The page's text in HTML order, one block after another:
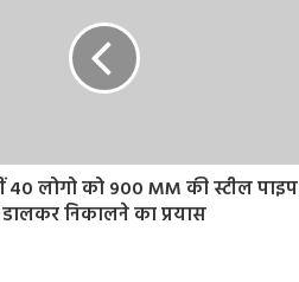
लोगो को 900 MM की स्टील पाइप
डालकर निकालने का प्रयास